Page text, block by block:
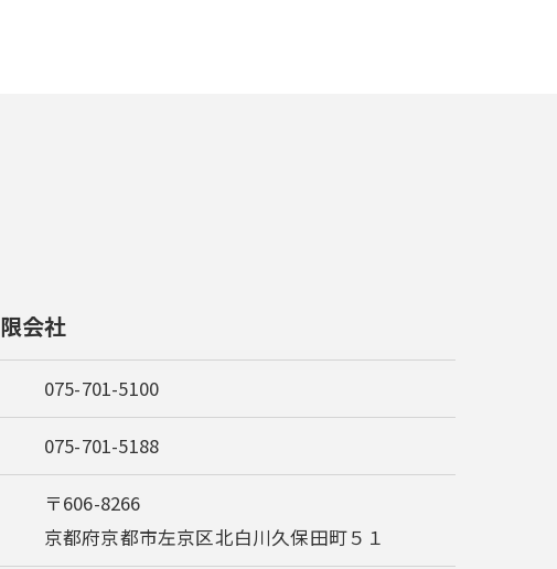
会社
075-701-5100
075-701-5188
〒606-8266
京都府京都市左京区北白川久保田町５１